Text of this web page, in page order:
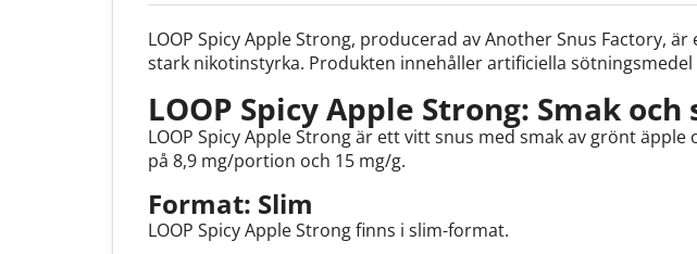
LOOP Spicy Apple Strong, producerad av Another Snus Factory,
stark nikotinstyrka. Produkten innehåller artificiella
LOOP Spicy Apple Strong: Smak
LOOP Spicy Apple Strong är ett vitt snus med smak av grönt
på 8,9 mg/portion och 15 mg/g.
Format: Slim
LOOP Spicy Apple Strong finns i slim-format.